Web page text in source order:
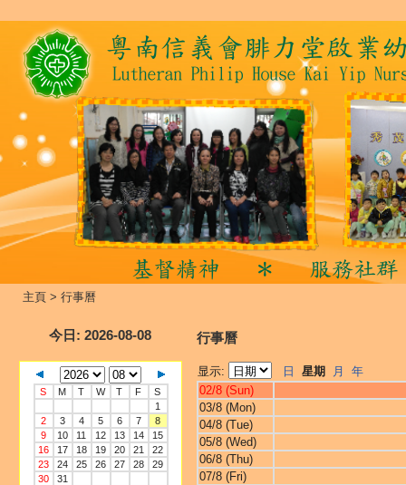
主頁 > 行事曆
今日 : 2026-08-08
S M T W T F
S
1
2
3 4 5 6 7
8
9
10 11 12 13 14
15
16
17 18 19 20 21
22
23
24 25 26 27 28
29
30
31
行事曆
显示: 日 星期 月
年
02/8 (Sun)
03/8 (Mon)
04/8 (Tue)
05/8 (Wed)
06/8 (Thu)
07/8 (Fri)